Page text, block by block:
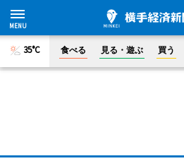
35°C 食べる 見る・遊ぶ 買う